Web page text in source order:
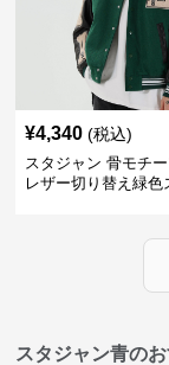
¥4,340 (税込)
スタジャン 骨モチ
レザー切り替え緑色
スタジャン青の